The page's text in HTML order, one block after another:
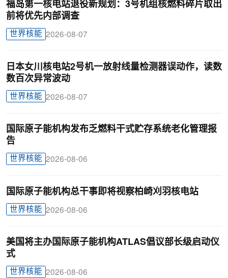
福岛第一核电站退役新规划：3号机组核燃料碎片取出
前将优先内部调查
世界核能 2026-08-07
日本女川核电站2号机一放射线量检测器误动作，读数
数百次异常波动
世界核能 2026-08-07
国际原子能机构发布乏燃料干式贮存系统老化管理报
告
世界核能 2026-08-06
国际原子能机构总干事即将视察柏崎刈羽核电站
世界核能 2026-08-06
美国将主办国际原子能机构ATLAS倡议部长级启动仪
式
世界核能 2026-08-06